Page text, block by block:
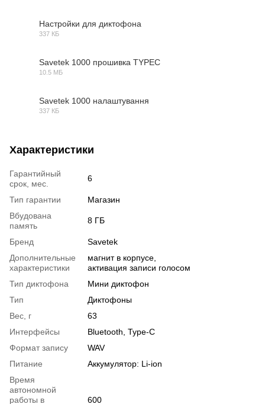
Настройки для диктофона
337 КБ
Savetek 1000 прошивка TYPEC
10.5 МБ
Savetek 1000 налаштування
337 КБ
Характеристики
Гарантийный
срок, мес.
6
Тип гарантии
Магазин
Вбудована
память
8 ГБ
Бренд
Savetek
Дополнительные
характеристики
магнит в корпусе,
активация записи голосом
Тип диктофона
Мини диктофон
Тип
Диктофоны
Вес, г
63
Интерфейсы
Bluetooth, Type-C
Формат запису
WAV
Питание
Аккумулятор: Li-ion
Время
автономной
работы в
600